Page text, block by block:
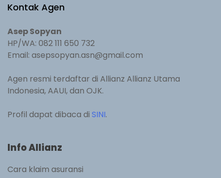
Kontak Agen
Asep Sopyan
HP/WA: 082 111 650 732
Email: asepsopyan.asn@gmail.com
Agen resmi terdaftar di Allianz Allianz Utama
Indonesia, AAUI, dan OJK.
Profil dapat dibaca di SINI.
Info Allianz
Cara klaim asuransi